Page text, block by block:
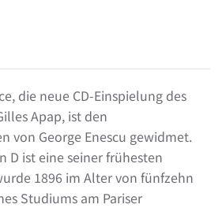
die neue CD-Einspielung des
Apap, ist den
von George Enescu gewidmet.
D ist eine seiner frühesten
1896 im Alter von fünfzehn
Studiums am Pariser